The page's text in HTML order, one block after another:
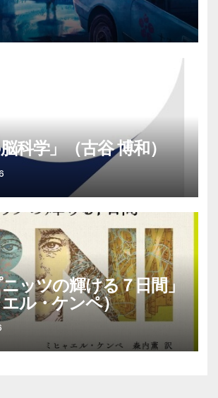
科学」（古谷 博和）
ッツの輝ける７日間」
エル・ケンペ）